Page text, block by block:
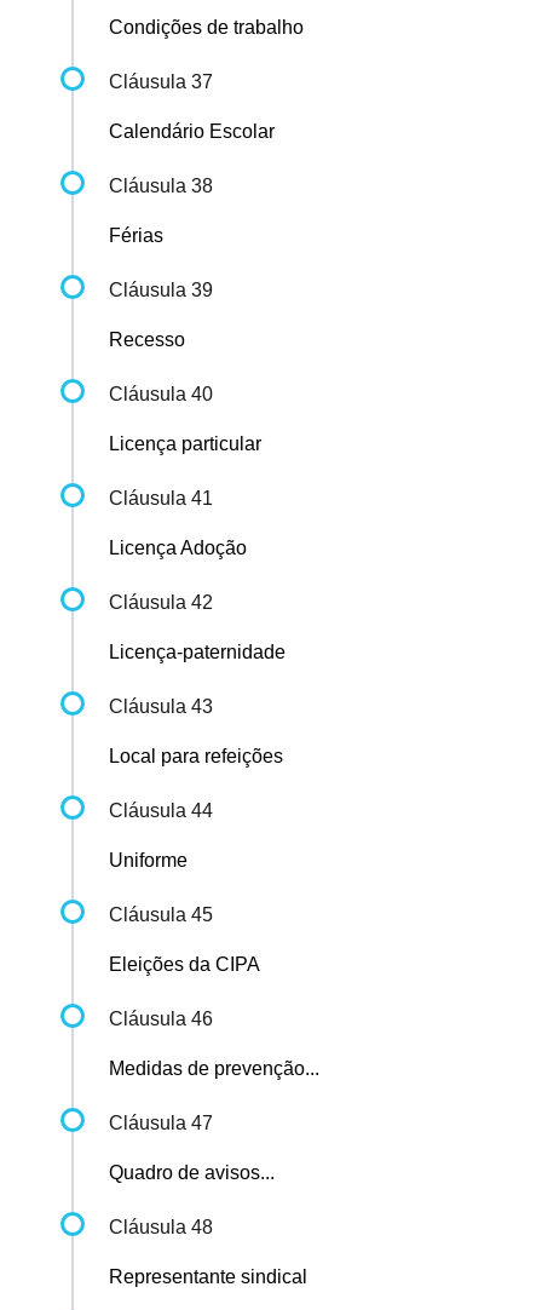
Condições de trabalho
Cláusula 37
Calendário Escolar
Cláusula 38
Férias
Cláusula 39
Recesso
Cláusula 40
Licença particular
Cláusula 41
Licença Adoção
Cláusula 42
Licença-paternidade
Cláusula 43
Local para refeições
Cláusula 44
Uniforme
Cláusula 45
Eleições da CIPA
Cláusula 46
Medidas de prevenção...
Cláusula 47
Quadro de avisos...
Cláusula 48
Representante sindical